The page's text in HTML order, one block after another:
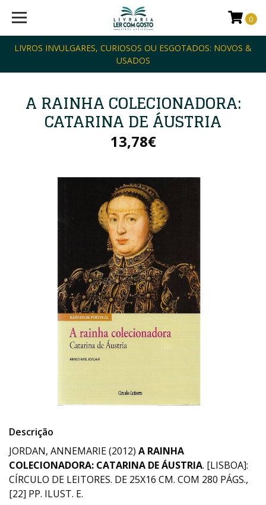
LIVROS INVULGARES, CURIOSOS OU ESGOTADOS: NOVOS &
USADOS
0
A RAINHA COLECIONADORA:
CATARINA DE ÁUSTRIA
13,78€
Descrição
JORDAN, ANNEMARIE (2012) A RAINHA
COLECIONADORA: CATARINA DE ÁUSTRIA. [LISBOA]:
CÍRCULO DE LEITORES. DE 25X16 CM. COM 280 PÁGS.,
[22] PP. ILUST. E.